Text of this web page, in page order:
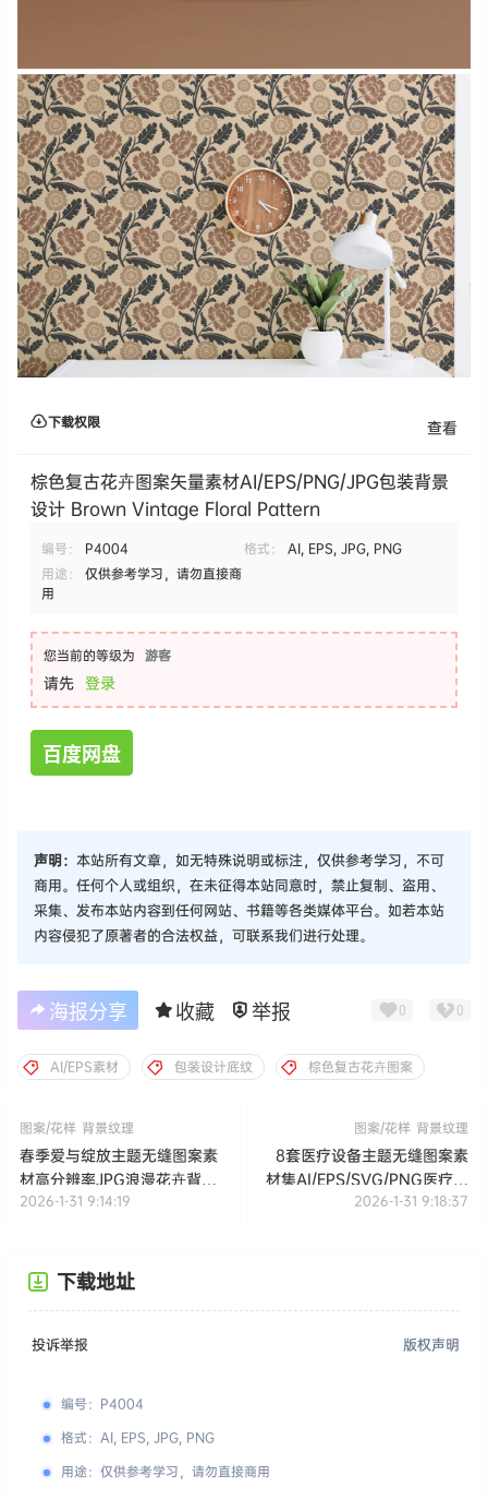
下载权限 查看
棕色复古花卉图案矢量素材AI/EPS/PNG/JPG包装背景
设计 Brown Vintage Floral Pattern
编号： P4004 格式：
AI, EPS, JPG, PNG
用途：
仅供参考学习，请勿直接商
用
您当前的等级为 游客
请先 登录
百度网盘
声明： 本站所有文章，如无特殊说明或标注，仅供参考学习，不可
商用。任何个人或组织，在未征得本站同意时，禁止复制、盗用、
采集、发布本站内容到任何网站、书籍等各类媒体平台。如若本站
内容侵犯了原著者的合法权益，可联系我们进行处理。
海报分享 收藏 举报 0 0
AI/EPS素材 包装设计底纹 棕色复古花卉图案
图案/花样 背景纹理
春季爱与绽放主题无缝图案素
材高分辨率JPG浪漫花卉背景
设计元素 Spring Love
2026-1-31 9:14:19
图案/花样 背景纹理
8套医疗设备主题无缝图案素
材集AI/EPS/SVG/PNG医疗器
械图标设计元素 Medical
2026-1-31 9:18:37
下载地址
投诉举报 版权声明
编号： P4004
格式： AI, EPS, JPG, PNG
用途： 仅供参考学习，请勿直接商用